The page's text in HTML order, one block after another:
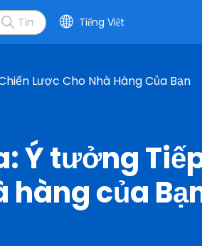
Tiếng Việt
Lược Cho Nhà Hàng Của Bạn
Ý tưởng
hàng của